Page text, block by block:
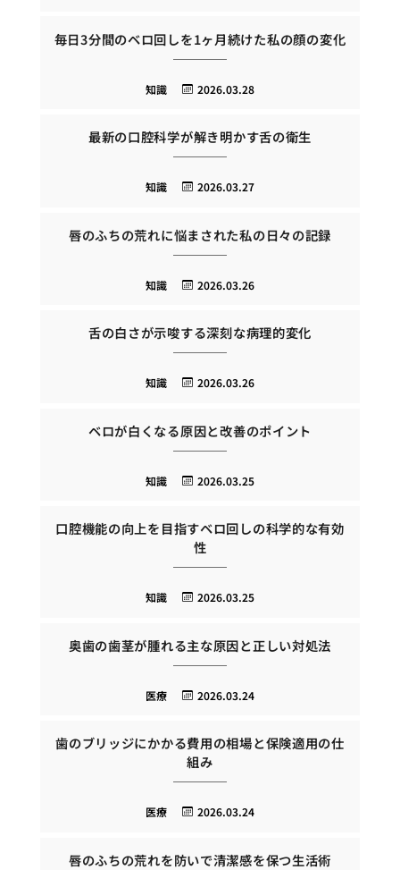
毎日3分間のベロ回しを1ヶ月続けた私の顔の変化
2026.03.28
知識
最新の口腔科学が解き明かす舌の衛生
2026.03.27
知識
唇のふちの荒れに悩まされた私の日々の記録
2026.03.26
知識
舌の白さが示唆する深刻な病理的変化
2026.03.26
知識
ベロが白くなる原因と改善のポイント
2026.03.25
知識
口腔機能の向上を目指すベロ回しの科学的な有効
性
2026.03.25
知識
奥歯の歯茎が腫れる主な原因と正しい対処法
2026.03.24
医療
歯のブリッジにかかる費用の相場と保険適用の仕
組み
2026.03.24
医療
唇のふちの荒れを防いで清潔感を保つ生活術